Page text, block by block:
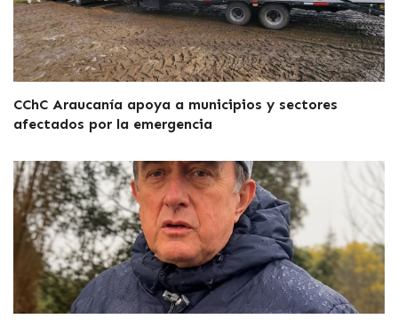
CChC Araucanía apoya a municipios y sectores
afectados por la emergencia